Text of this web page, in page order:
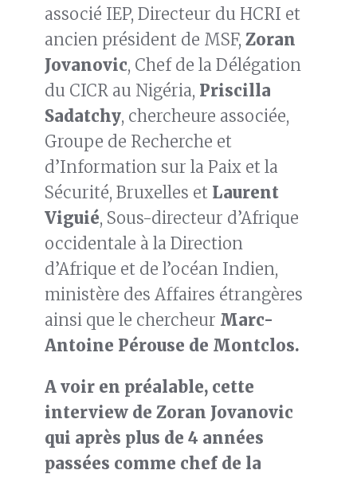
associé IEP, Directeur du HCRI et
ancien président de MSF, Zoran
Jovanovic, Chef de la Délégation
du CICR au Nigéria, Priscilla
Sadatchy, chercheure associée,
Groupe de Recherche et
d’Information sur la Paix et la
Sécurité, Bruxelles et Laurent
Viguié, Sous-directeur d’Afrique
occidentale à la Direction
d’Afrique et de l’océan Indien,
ministère des Affaires étrangères
ainsi que le chercheur Marc-
Antoine Pérouse de Montclos.
A voir en préalable, cette
interview de Zoran Jovanovic
qui après plus de 4 années
passées comme chef de la